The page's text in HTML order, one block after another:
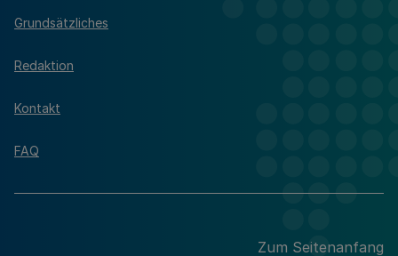
Grundsätzliches
Redaktion
Kontakt
FAQ
Zum Seitenanfang